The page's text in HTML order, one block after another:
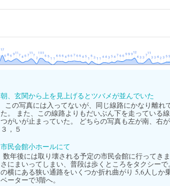
朝、玄関から上を見上げるとツバメが並んでいた
この写真には入ってないが、同じ線路にかなり離れ
た。 また、この線路よりもだいぶん下を走っている
つがいが止まっていた。 どちらの写真も左が南、右
３，５
市民会館小ホールにて
数年後には取り壊される予定の市民会館に行ってき
さにまいってしまい、普段は歩くところをタクシー
の横にある狭い通路をいくつか折れ曲がり 5,6人しか
ベーターで3階へ。